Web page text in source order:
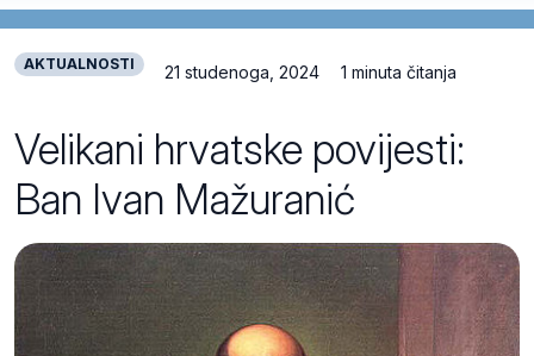
AKTUALNOSTI 21 studenoga, 2024 1 minuta čitanja
Velikani hrvatske povijesti:
Ban Ivan Mažuranić